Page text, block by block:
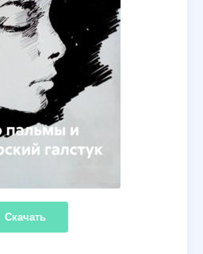
Скачать